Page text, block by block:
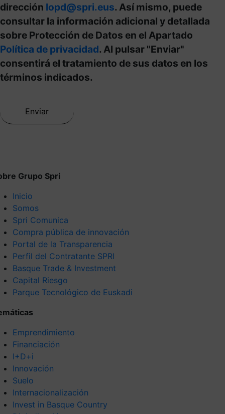
dirección lopd@spri.eus. Así mismo, puede
consultar la información adicional y detallada
sobre Protección de Datos en el Apartado
Política de privacidad. Al pulsar "Enviar"
consentirá el tratamiento de sus datos en los
términos indicados.
Grupo Spri
Inicio
Somos
Spri Comunica
Compra pública de innovación
Portal de la Transparencia
Perfil del Contratante SPRI
Basque Trade & Investment
Capital Riesgo
Parque Tecnológico de Euskadi
Emprendimiento
Financiación
I+D+i
Innovación
Suelo
Internacionalización
Invest in Basque Country